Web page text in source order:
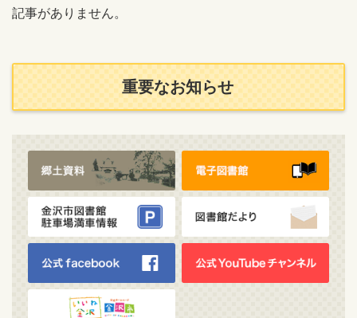
記事がありません。
重要なお知らせ